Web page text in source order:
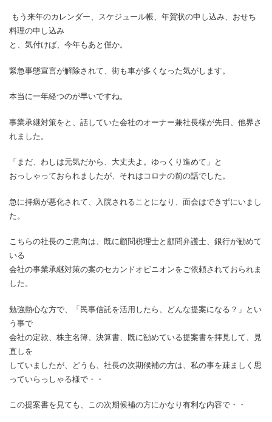
もう来年のカレンダー、スケジュール帳、年賀状の申し込み、おせち
料理の申し込み
と、気付けば、今年もあと僅か。
緊急事態宣言が解除されて、街も車が多くなった気がします。
本当に一年経つのが早いですね。
事業承継対策をと、話していた会社のオーナー兼社長様が先日、他界さ
れました。
「まだ、わしは元気だから、大丈夫よ。ゆっくり進めて」と
おっしゃっておられましたが、それはコロナの前の話でした。
急に持病が悪化されて、入院されることになり、面会はできずにいまし
た。
こちらの社長のご意向は、既に顧問税理士と顧問弁護士、銀行が勧めて
いる
会社の事業承継対策の案のセカンドオピニオンをご依頼されておられま
した。
勉強熱心な方で、「民事信託を活用したら、どんな提案になる？」とい
う事で
会社の定款、株主名簿、決算書、既に勧めている提案書を拝見して、見
直しを
していましたが、どうも、社長の次期候補の方は、私の事を疎ましく思
っていらっしゃる様で・・
この提案書を見ても、この次期候補の方にかなり有利な内容で・・